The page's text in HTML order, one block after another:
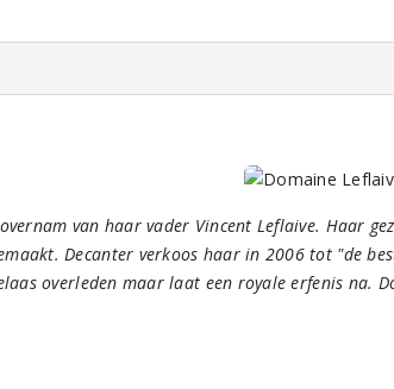
van haar vader Vincent Leflaive. Haar
Decanter verkoos haar in 2006 tot "de
overleden maar laat een royale erfenis na.